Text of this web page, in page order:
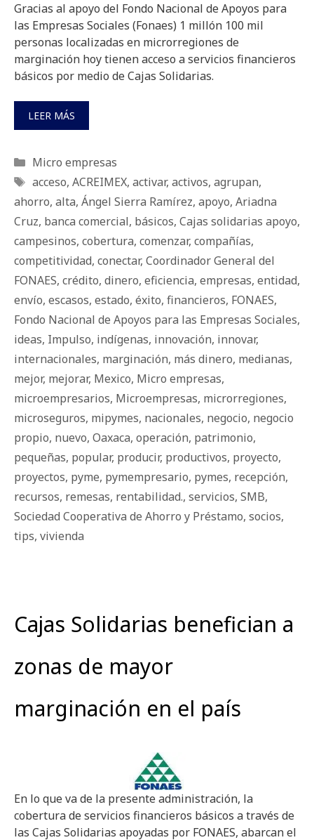
Gracias al apoyo del Fondo Nacional de Apoyos para
las Empresas Sociales (Fonaes) 1 millón 100 mil
personas localizadas en microrregiones de
marginación hoy tienen acceso a servicios financieros
básicos por medio de Cajas Solidarias.
LEER MÁS
Categorías
Micro empresas
Etiquetas
acceso, ACREIMEX, activar, activos, agrupan,
ahorro, alta, Ángel Sierra Ramírez, apoyo, Ariadna
Cruz, banca comercial, básicos, Cajas solidarias apoyo,
campesinos, cobertura, comenzar, compañías,
competitividad, conectar, Coordinador General del
FONAES, crédito, dinero, eficiencia, empresas, entidad,
envío, escasos, estado, éxito, financieros, FONAES,
Fondo Nacional de Apoyos para las Empresas Sociales,
ideas, Impulso, indígenas, innovación, innovar,
internacionales, marginación, más dinero, medianas,
mejor, mejorar, Mexico, Micro empresas,
microempresarios, Microempresas, microrregiones,
microseguros, mipymes, nacionales, negocio, negocio
propio, nuevo, Oaxaca, operación, patrimonio,
pequeñas, popular, producir, productivos, proyecto,
proyectos, pyme, pymempresario, pymes, recepción,
recursos, remesas, rentabilidad., servicios, SMB,
Sociedad Cooperativa de Ahorro y Préstamo, socios,
tips, vivienda
Cajas Solidarias benefician a
zonas de mayor
marginación en el país
En lo que va de la presente administración, la
cobertura de servicios financieros básicos a través de
las Cajas Solidarias apoyadas por FONAES, abarcan el